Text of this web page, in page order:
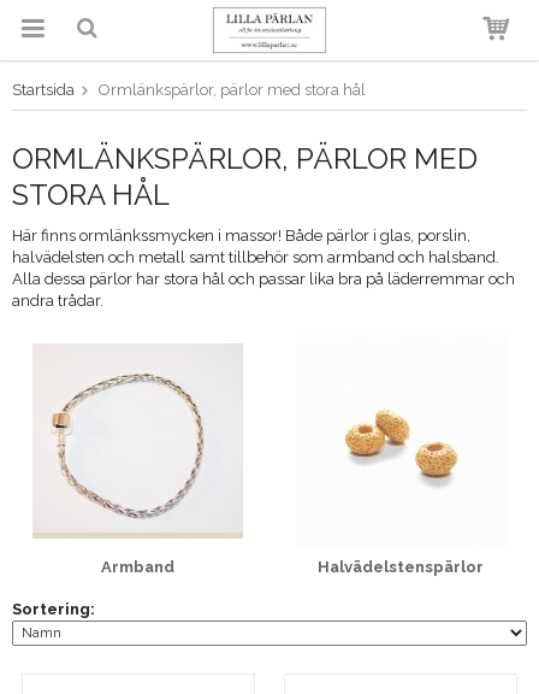
Produkten har blivit tillagd i
varukorgen
Startsida Ormlänkspärlor, pärlor med stora hål
ORMLÄNKSPÄRLOR, PÄRLOR MED
STORA HÅL
Här finns ormlänkssmycken i massor! Både pärlor i glas, porslin,
halvädelsten och metall samt tillbehör som armband och halsband.
Alla dessa pärlor har stora hål och passar lika bra på läderremmar och
andra trådar.
Armband Halvädelstenspärlor
Sortering: